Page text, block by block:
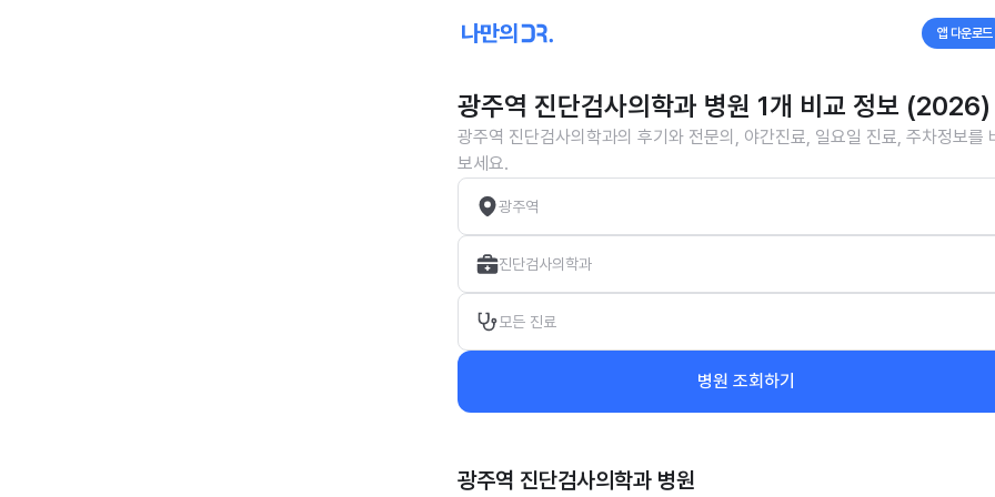
앱 다운로드
광주역 진단검사의학과 병원 1개 비교 정보 (2026)
광주역 진단검사의학과의 후기와 전문의, 야간진료, 일요일 진료, 주차정보를
보세요.
광주역
진단검사의학과
모든 진료
병원 조회하기
광주역 진단검사의학과 병원